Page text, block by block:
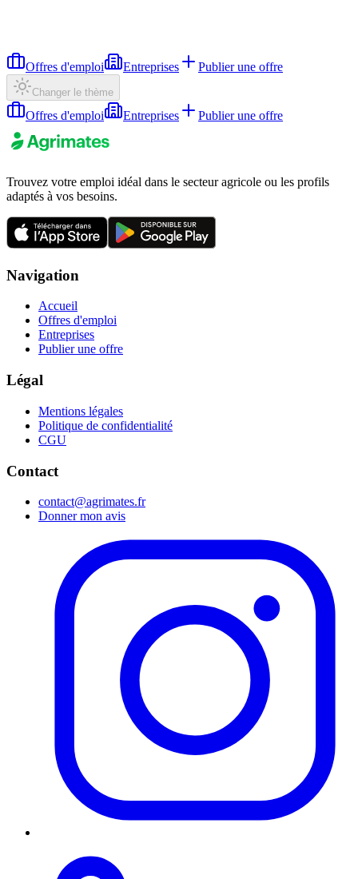
Offres d'emploi Entreprises Publier une offre
Changer le thème
Offres d'emploi Entreprises Publier une offre
Trouvez votre emploi idéal dans le secteur agricole ou les profils
adaptés à vos besoins.
Navigation
Accueil
Offres d'emploi
Entreprises
Publier une offre
Légal
Mentions légales
Politique de confidentialité
CGU
Contact
contact@agrimates.fr
Donner mon avis